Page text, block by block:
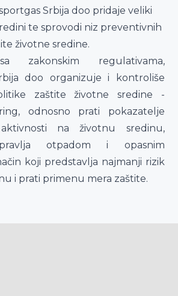
Srbija doo pridaje veliki
te sprovodi niz preventivnih
životne sredine.
regulativama,
doo organizuje i kontroliše
zaštite životne sredine -
odnosno prati pokazatelјe
na životnu sredinu,
otpadom i opasnim
koji predstavlјa najmanji rizik
i prati primenu mera zaštite.